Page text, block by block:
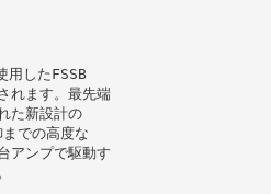
用したFSSB
れます。最先端
た新設計の
での高度な
アンプで駆動す